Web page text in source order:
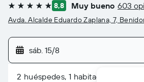
5 estrellas 8,8 Muy bueno 603
Avda. Alcalde Eduardo Zaplana, 7,
sáb. 15/8
2 huéspedes, 1 habitación